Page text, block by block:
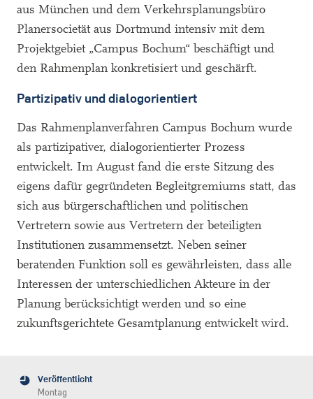
aus München und dem Verkehrsplanungsbüro
Planersocietät aus Dortmund intensiv mit dem
Projektgebiet „Campus Bochum“ beschäftigt und
den Rahmenplan konkretisiert und geschärft.
Partizipativ und dialogorientiert
Das Rahmenplanverfahren Campus Bochum wurde
als partizipativer, dialogorientierter Prozess
entwickelt. Im August fand die erste Sitzung des
eigens dafür gegründeten Begleitgremiums statt, das
sich aus bürgerschaftlichen und politischen
Vertretern sowie aus Vertretern der beteiligten
Institutionen zusammensetzt. Neben seiner
beratenden Funktion soll es gewährleisten, dass alle
Interessen der unterschiedlichen Akteure in der
Planung berücksichtigt werden und so eine
zukunftsgerichtete Gesamtplanung entwickelt wird.
Veröffentlicht
Montag